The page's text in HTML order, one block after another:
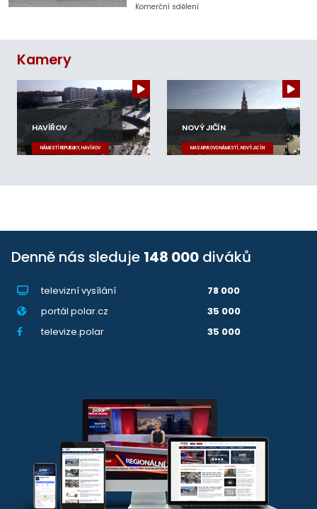
Komerční sdělení
Kamery
HAVÍŘOV
NÁMĚSTÍ REPUBLIKY, HAVÍŘOV
NOVÝ JIČÍN
MASARYKOVO NÁMĚSTÍ, NOVÝ JIČÍN
Denně nás sleduje 148 000 diváků
televizní vysílání
78 000
portál polar.cz
35 000
televize.polar
35 000